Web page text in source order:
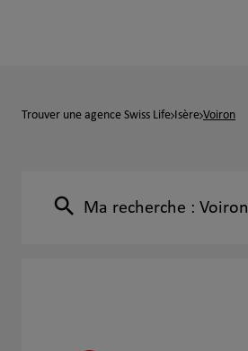
Trouver une agence Swiss Life Isère Voiron
Ma recherche : Voiron